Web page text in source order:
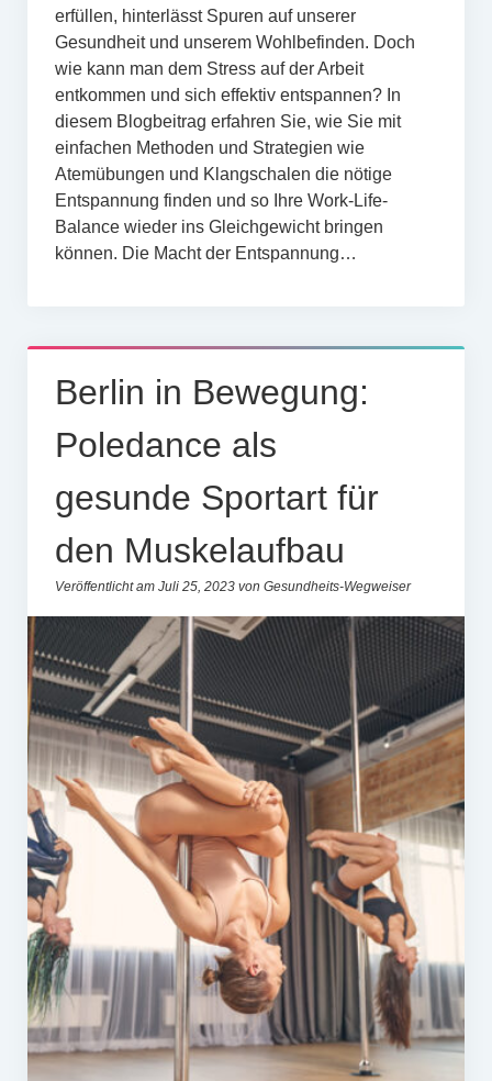
erfüllen, hinterlässt Spuren auf unserer
Gesundheit und unserem Wohlbefinden. Doch
wie kann man dem Stress auf der Arbeit
entkommen und sich effektiv entspannen? In
diesem Blogbeitrag erfahren Sie, wie Sie mit
einfachen Methoden und Strategien wie
Atemübungen und Klangschalen die nötige
Entspannung finden und so Ihre Work-Life-
Balance wieder ins Gleichgewicht bringen
können. Die Macht der Entspannung…
Berlin in Bewegung:
Poledance als
gesunde Sportart für
den Muskelaufbau
Veröffentlicht am Juli 25, 2023 von Gesundheits-Wegweiser